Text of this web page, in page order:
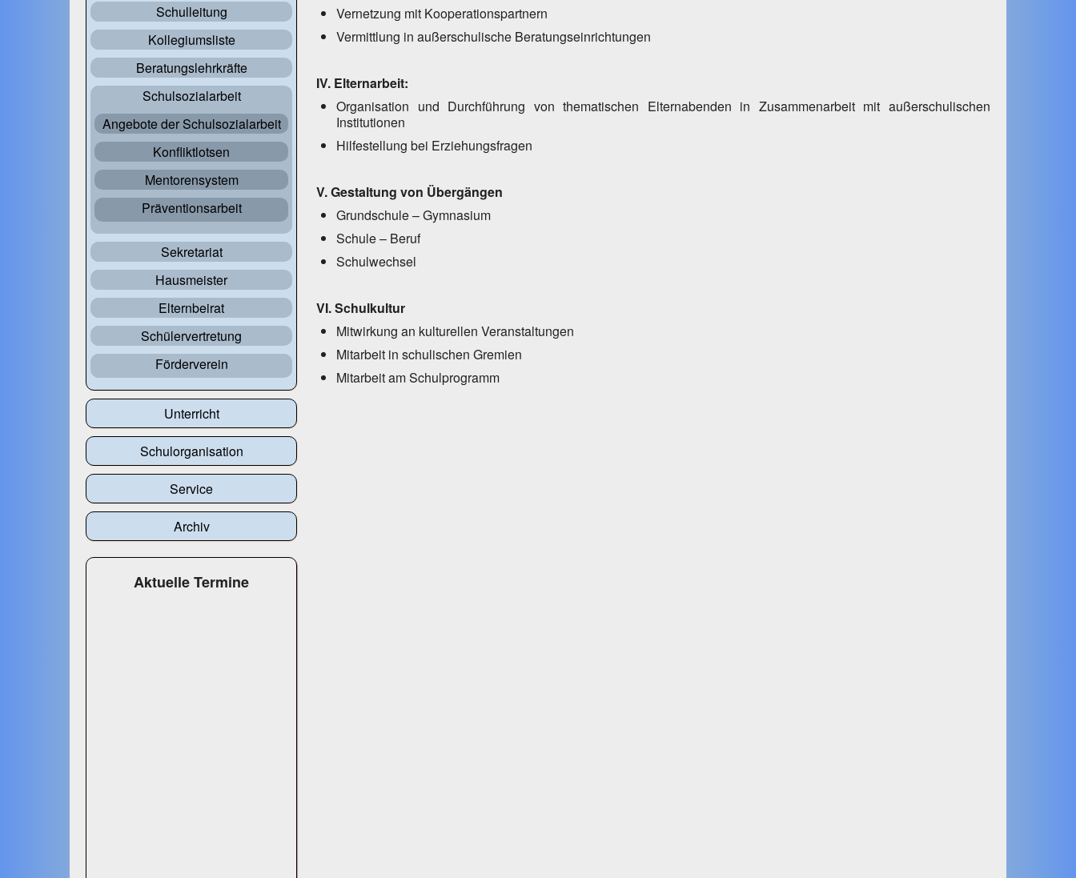
Schulleitung
Kollegiumsliste
Beratungslehrkräfte
Schulsozialarbeit
Angebote der Schulsozialarbeit
Konfliktlotsen
Mentorensystem
Präventionsarbeit
Sekretariat
Hausmeister
Elternbeirat
Schülervertretung
Förderverein
Unterricht
Schulorganisation
Service
Archiv
Aktuelle Termine
Vernetzung mit Kooperationspartnern
Vermittlung in außerschulische Beratungseinrichtungen
IV. Elternarbeit:
Organisation und Durchführung von thematischen Elternabenden in Zusammenarbeit mit außerschulischen
Institutionen
Hilfestellung bei Erziehungsfragen
V. Gestaltung von Übergängen
Grundschule – Gymnasium
Schule – Beruf
Schulwechsel
VI.Schulkultur
Mitwirkung an kulturellen Veranstaltungen
Mitarbeit in schulischen Gremien
Mitarbeit am Schulprogramm